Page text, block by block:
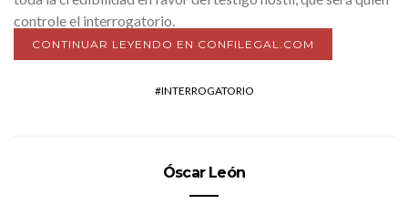
controle el interrogatorio.
CONTINUAR LEYENDO EN CONFILEGAL.COM
INTERROGATORIO
Óscar León